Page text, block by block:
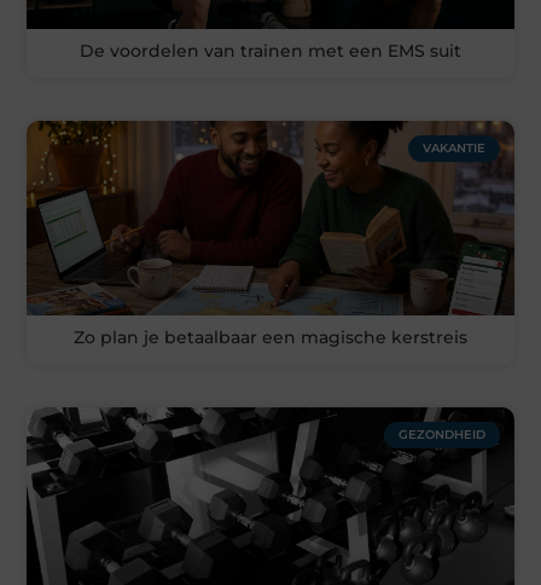
De voordelen van trainen met een EMS suit
VAKANTIE
Zo plan je betaalbaar een magische kerstreis
GEZONDHEID